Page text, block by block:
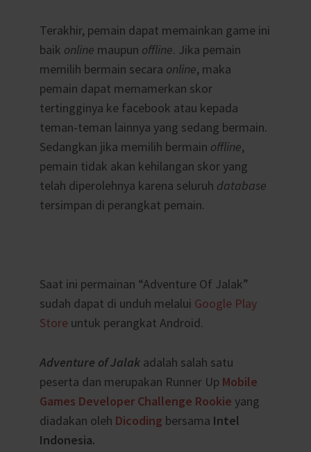
Terakhir, pemain dapat memainkan game ini
baik online maupun offline. Jika pemain
memilih bermain secara online, maka
pemain dapat memamerkan skor
tertingginya ke facebook atau kepada
teman-teman lainnya yang sedang bermain.
Sedangkan jika memilih bermain offline,
pemain tidak akan kehilangan skor yang
telah diperolehnya karena seluruh database
tersimpan di perangkat pemain.
Saat ini permainan “Adventure Of Jalak”
sudah dapat di unduh melalui Google Play
Store untuk perangkat Android.
Adventure of Jalak adalah salah satu
peserta dan merupakan Runner Up Mobile
Games Developer Challenge Rookie yang
diadakan oleh Dicoding bersama Intel
Indonesia.